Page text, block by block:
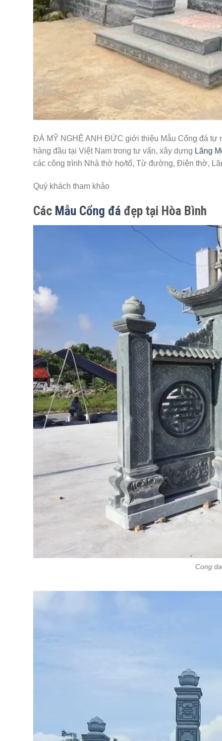
ĐÁ MỸ NGHỆ ANH ĐỨC giới thiệu Mẫu Cổng đá tự
hàng đầu tại Việt Nam trong tư vấn, xây dựng Lăng
các công trình Nhà thờ họ/tổ, Từ đường, Điện thờ,
Quý khách tham khảo
Các Mẫu Cổng đá đẹp tại Hòa Bình
Cong